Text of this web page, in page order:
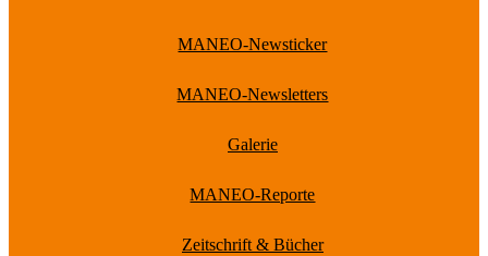
MANEO-Newsticker
MANEO-Newsletters
Galerie
MANEO-Reporte
Zeitschrift & Bücher